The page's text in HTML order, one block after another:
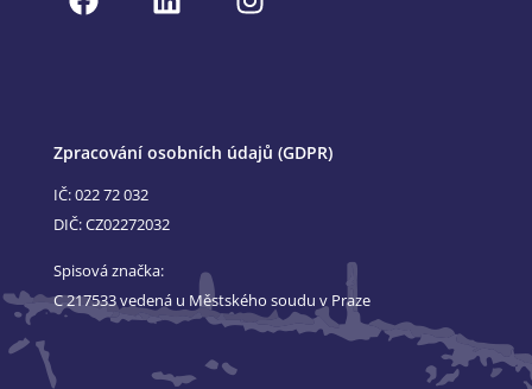
Zpracování osobních údajů (GDPR)
IČ: 022 72 032
DIČ: CZ02272032
Spisová značka:
C 217533 vedená u Městského soudu v Praze